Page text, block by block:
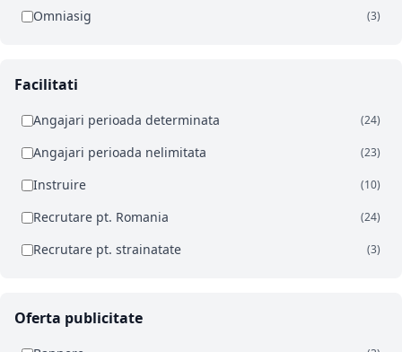
Omniasig (3)
Facilitati
Angajari perioada determinata (24)
Angajari perioada nelimitata (23)
Instruire (10)
Recrutare pt. Romania (24)
Recrutare pt. strainatate (3)
Oferta publicitate